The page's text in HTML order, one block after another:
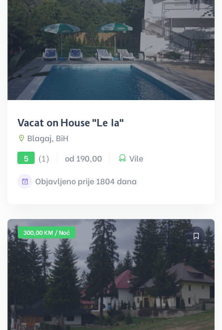
Vacation House "Lejla"
Blagaj, BiH
5
(1) od 190,00 Vile
Objavljeno prije 1804 dana
300,00 KM / Noć